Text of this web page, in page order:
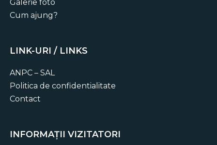
Galerie foto
Cum ajung?
LINK-URI / LINKS
ANPC – SAL
Politica de confidentialitate
Contact
INFORMAȚII VIZITATORI